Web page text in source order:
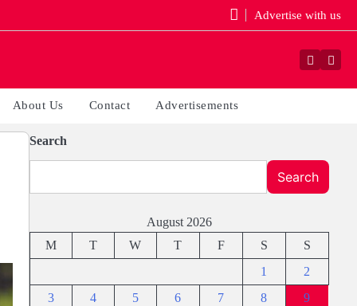
Advertise with us
Facebook
About Us Contact Advertisements
Search
Search
August 2026
M
T W T F S
S
1
2
3
4 5 6 7 8
9